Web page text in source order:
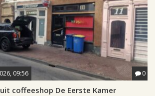
09:56 0
coffeeshop De Eerste Kamer